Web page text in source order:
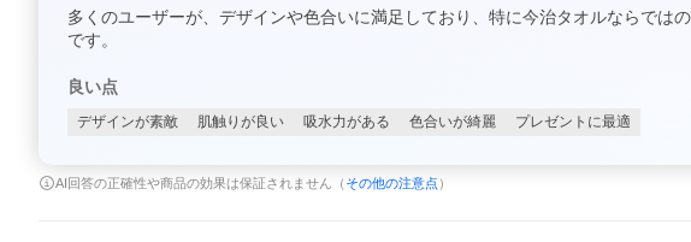
多くのユーザーが、デザインや色合いに満足しており、特に今治タオルならで
です。
良い点
デザインが素敵 肌触りが良い 吸水力がある 色合いが綺麗 プレゼントに最適
AI回答の正確性や商品の効果は保証されません（ その他の注意点 ）